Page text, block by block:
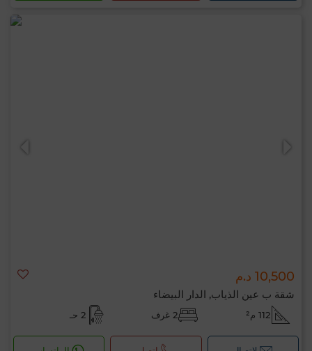
10,500 د.م
شقة ب عين الذياب, الدار البيضاء
112 م² 2 غرف 2 حـ